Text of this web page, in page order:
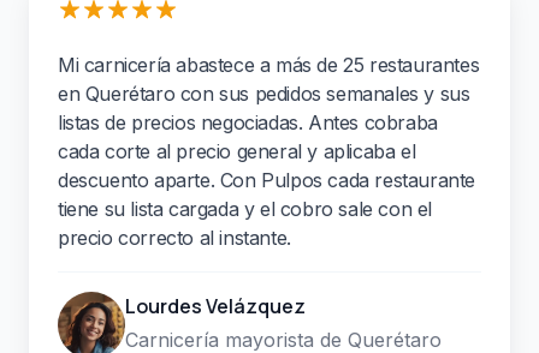
Mi carnicería abastece a más de 25 restaurantes
en Querétaro con sus pedidos semanales y sus
listas de precios negociadas. Antes cobraba
cada corte al precio general y aplicaba el
descuento aparte. Con Pulpos cada restaurante
tiene su lista cargada y el cobro sale con el
precio correcto al instante.
Lourdes Velázquez
Carnicería mayorista de Querétaro